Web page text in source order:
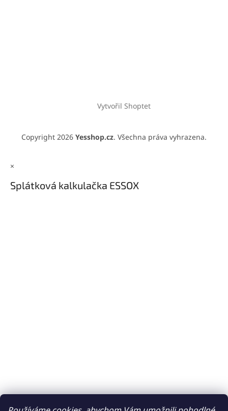
Vytvořil Shoptet
Copyright 2026 Yesshop.cz. Všechna práva vyhrazena.
×
Splátková kalkulačka ESSOX